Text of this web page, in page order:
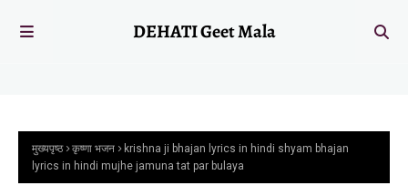
DEHATI Geet Mala
मुख्यपृष्ठ कृष्णा भजन
krishna ji bhajan lyrics in hindi shyam bhajan
lyrics in hindi mujhe jamuna tat par bulaya